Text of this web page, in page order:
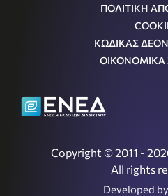
ΠΟΛΙΤΙΚΗ
ΚΩΔΙΚΑΣ
ΟΙΚΟΝΟΜΙΚΑ
Copyright © 2011 -
All rights
Developed by